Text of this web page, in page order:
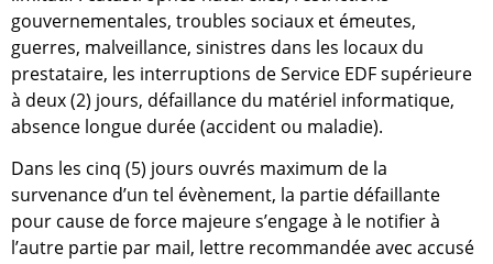
gouvernementales, troubles sociaux et émeutes,
guerres, malveillance, sinistres dans les locaux du
prestataire, les interruptions de Service EDF supérieure
à deux (2) jours, défaillance du matériel informatique,
absence longue durée (accident ou maladie).
Dans les cinq (5) jours ouvrés maximum de la
survenance d’un tel évènement, la partie défaillante
pour cause de force majeure s’engage à le notifier à
l’autre partie par mail, lettre recommandée avec accusé